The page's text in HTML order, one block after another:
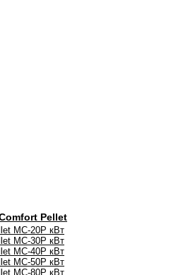
Pellet
MC-20P кВт
MC-30P кВт
MC-40P кВт
MC-50P кВт
MC-80P кВт